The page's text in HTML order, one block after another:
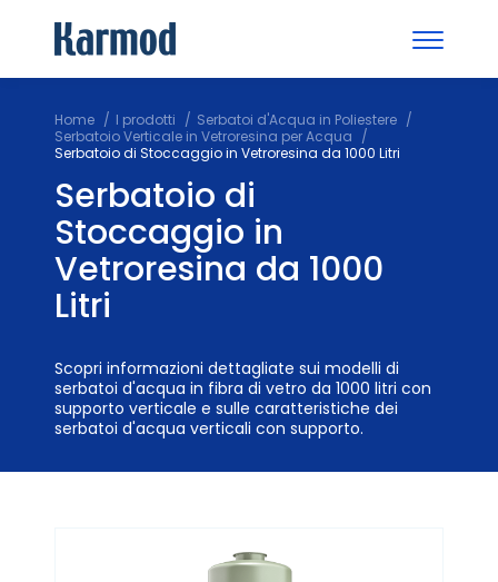
Home I prodotti
Serbatoi d'Acqua in Poliestere
Serbatoio Verticale in Vetroresina per Acqua
Serbatoio di Stoccaggio in Vetroresina da 1000 Litri
Serbatoio di
Stoccaggio in
Vetroresina da 1000
Litri
Scopri informazioni dettagliate sui modelli di
serbatoi d'acqua in fibra di vetro da 1000 litri con
supporto verticale e sulle caratteristiche dei
serbatoi d'acqua verticali con supporto.